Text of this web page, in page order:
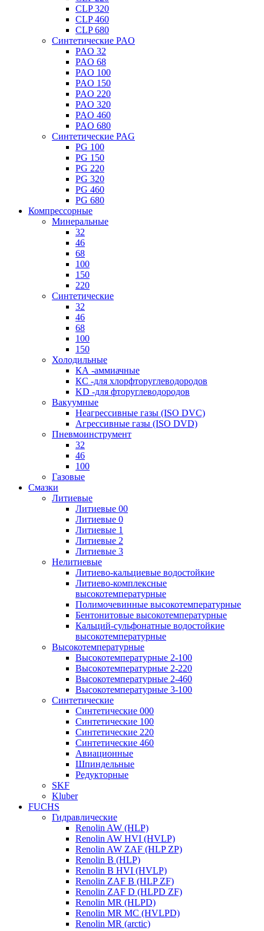
CLP 320
CLP 460
CLP 680
Синтетические PAO
PAO 32
PAO 68
PAO 100
PAO 150
PAO 220
PAO 320
PAO 460
PAO 680
Синтетические PAG
PG 100
PG 150
PG 220
PG 320
PG 460
PG 680
Компрессорные
Минеральные
32
46
68
100
150
220
Синтетические
32
46
68
100
150
Холодильные
КА -аммиачные
КС -для хлорфторуглеводородов
KD -для фторуглеводородов
Вакуумные
Неагрессивные газы (ISO DVC)
Агрессивные газы (ISO DVD)
Пневмоинструмент
32
46
100
Газовые
Смазки
Литиевые
Литиевые 00
Литиевые 0
Литиевые 1
Литиевые 2
Литиевые 3
Нелитиевые
Литиево-кальциевые водостойкие
Литиево-комплексные
высокотемпературные
Полимочевинные высокотемпературные
Бентонитовые высокотемпературные
Кальций-сульфонатные водостойкие
высокотемпературные
Высокотемпературные
Высокотемпературные 2-100
Высокотемпературные 2-220
Высокотемпературные 2-460
Высокотемпературные 3-100
Синтетические
Синтетические 000
Синтетические 100
Синтетические 220
Синтетические 460
Авиационные
Шпиндельные
Редукторные
SKF
Kluber
FUCHS
Гидравлические
Renolin AW (HLP)
Renolin AW HVI (HVLP)
Renolin AW ZAF (HLP ZP)
Renolin B (HLP)
Renolin B HVI (HVLP)
Renolin ZAF B (HLP ZF)
Renolin ZAF D (HLPD ZF)
Renolin MR (HLPD)
Renolin MR MC (HVLPD)
Renolin MR (arctic)